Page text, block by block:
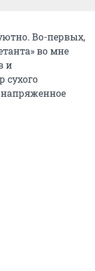
Во-первых,
во мне
и
сухого